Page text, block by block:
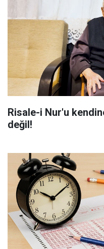
Risale-i Nur'u
değil!